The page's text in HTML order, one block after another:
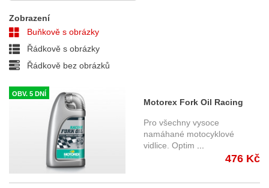
Zobrazení
Buňkově s obrázky
Řádkově s obrázky
Řádkově bez obrázků
OBV. 5 DNÍ
Motorex Fork Oil Racing
10W 1l. - Tlumičový olej
Pro všechny vysoce
namáhané motocyklové
vidlice. Optim
476 Kč